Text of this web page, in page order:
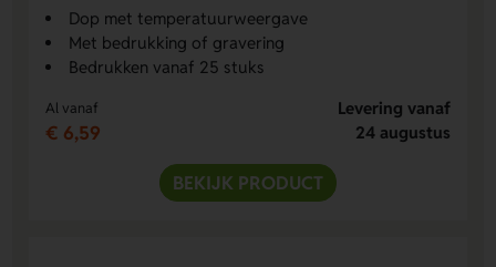
Dop met temperatuurweergave
Met bedrukking of gravering
Bedrukken vanaf 25 stuks
Al vanaf
€ 6,59
Levering vanaf
24 augustus
BEKIJK PRODUCT